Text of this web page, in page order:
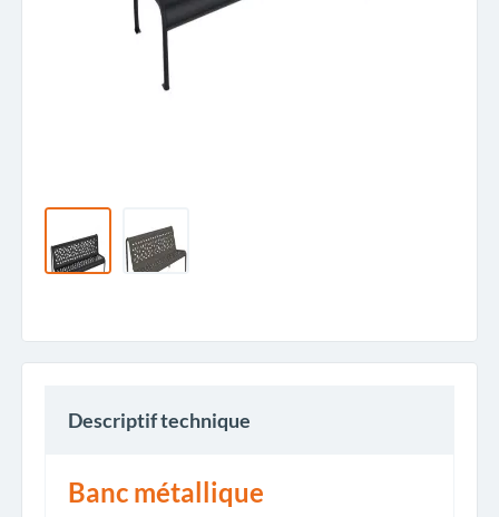
Descriptif technique
Banc métallique